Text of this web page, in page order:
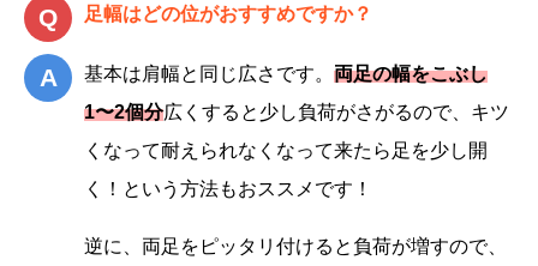
足幅はどの位がおすすめですか？
基本は肩幅と同じ広さです。 両足の幅をこぶし
1〜2個分広くすると少し負荷がさがるので、キツ
くなって耐えられなくなって来たら足を少し開
く！という方法もおススメです！
逆に、両足をピッタリ付けると負荷が増すので、